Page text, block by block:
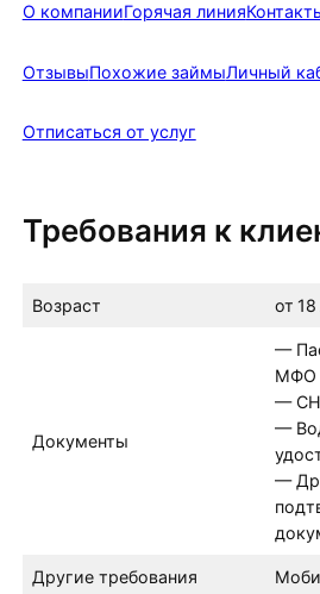
О компанииГорячая линия
ОтзывыПохожие займыЛичный
Отписаться от услуг
Требования к
Возраст от 18
Документы
—
МФО
—
—
—
Другие требования